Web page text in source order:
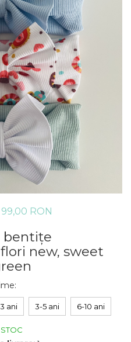
99,00 RON
bentițe
new, sweet
:
ani 3-5 ani 6-10 ani